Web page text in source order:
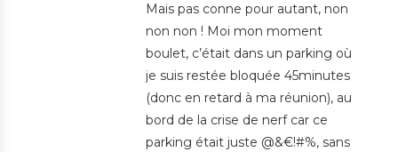
Mais pas conne pour autant, non
non non ! Moi mon moment
boulet, c’était dans un parking où
je suis restée bloquée 45minutes
(donc en retard à ma réunion), au
bord de la crise de nerf car ce
parking était juste @&€!#%, sans